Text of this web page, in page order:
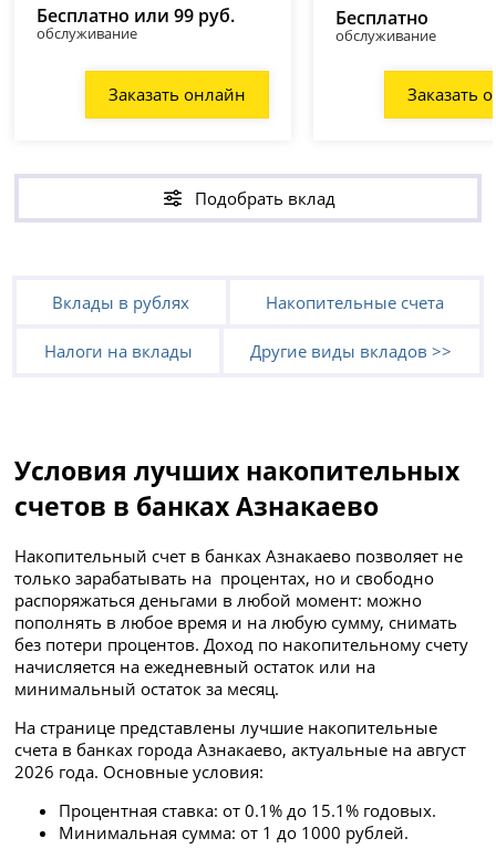
Бесплатно или 99 руб.
обслуживание
Заказать онлайн
Бесплатно
обслуживание
Заказать
Подобрать вклад
Вклады в рублях Накопительные счета
Налоги на вклады Другие виды вкладов >>
Условия лучших накопительных
счетов в банках Азнакаево
Накопительный счет в банках Азнакаево позволяет не
только зарабатывать на процентах, но и свободно
распоряжаться деньгами в любой момент: можно
пополнять в любое время и на любую сумму, снимать
без потери процентов. Доход по накопительному счету
начисляется на ежедневный остаток или на
минимальный остаток за месяц.
На странице представлены лучшие накопительные
счета в банках города Азнакаево, актуальные на август
2026 года. Основные условия:
Процентная ставка: от 0.1% до 15.1% годовых.
Минимальная сумма: от 1 до 1000 рублей.